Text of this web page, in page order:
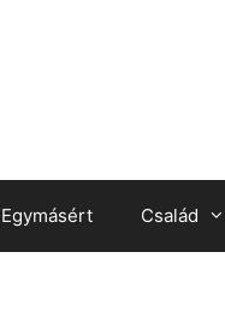
Egymásért Család